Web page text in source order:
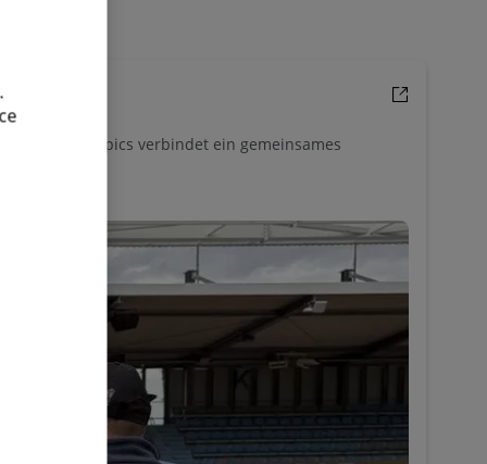
Paralympics verbindet ein gemeinsames